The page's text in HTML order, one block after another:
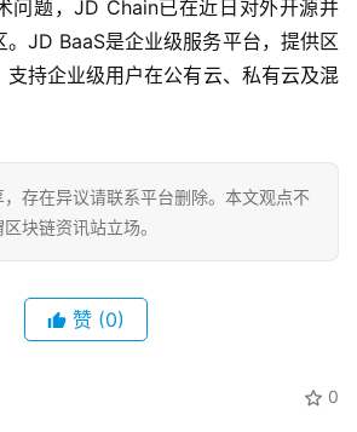
问题，JD Chain已在近日对外开源并
。JD BaaS是企业级服务平台，提供区
支持企业级用户在公有云、私有云及混
，存在异议请联系平台删除。本文观点不
块链资讯站立场。
赞 (0)
0